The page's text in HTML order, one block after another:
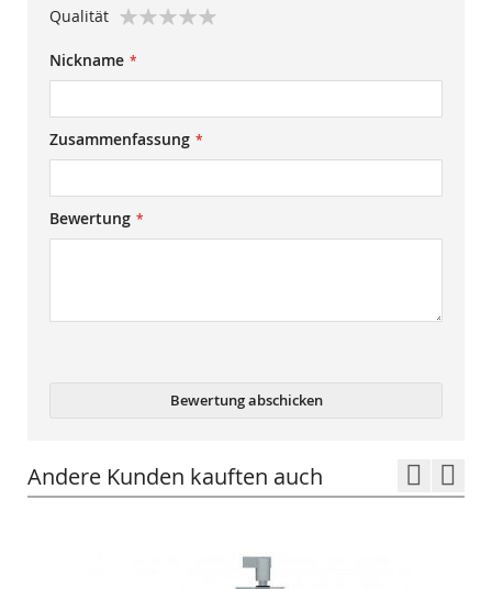
star
stars
stars
stars
stars
Qualität
star
stars
stars
stars
stars
Nickname
Zusammenfassung
Bewertung
Bewertung abschicken
Andere Kunden kauften auch